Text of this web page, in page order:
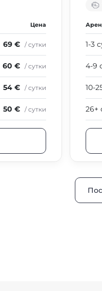
Цена
69 € / сутки
60 € / сутки
54 € / сутки
50 € / сутки
1-3
4-9
10-
26+